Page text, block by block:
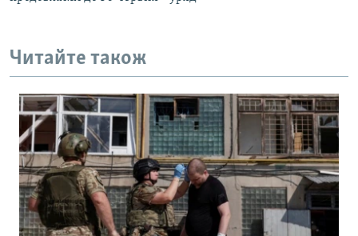
Читайте також